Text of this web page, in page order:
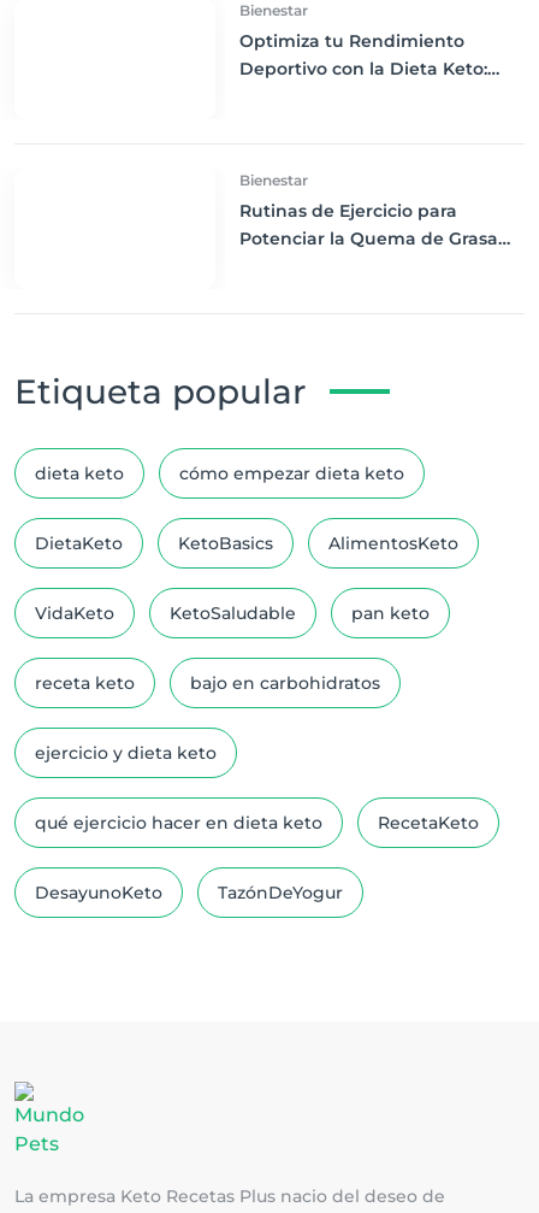
Bienestar
Optimiza tu Rendimiento
Deportivo con la Dieta Keto:
Bienestar
Rutinas de Ejercicio para
Potenciar la Quema de Grasa
Etiqueta popular
dieta keto cómo empezar dieta keto
DietaKeto KetoBasics AlimentosKeto
VidaKeto KetoSaludable pan keto
receta keto bajo en carbohidratos
ejercicio y dieta keto
qué ejercicio hacer en dieta keto RecetaKeto
DesayunoKeto TazónDeYogur
La empresa Keto Recetas Plus nacio del deseo de